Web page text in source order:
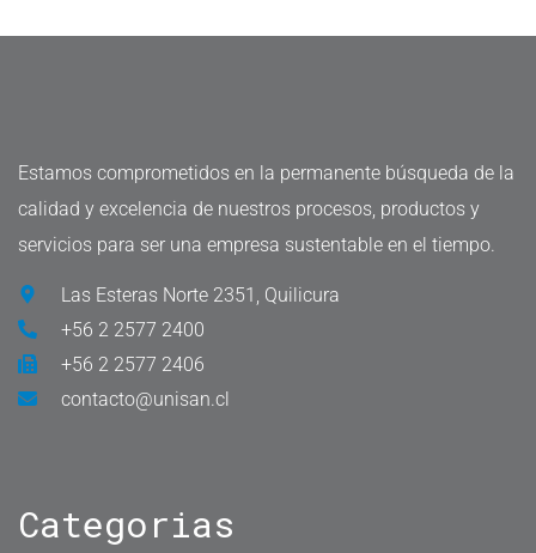
Estamos comprometidos en la permanente búsqueda de la
calidad y excelencia de nuestros procesos, productos y
servicios para ser una empresa sustentable en el tiempo.
Las Esteras Norte 2351, Quilicura
+56 2 2577 2400
+56 2 2577 2406
contacto@unisan.cl
Categorias